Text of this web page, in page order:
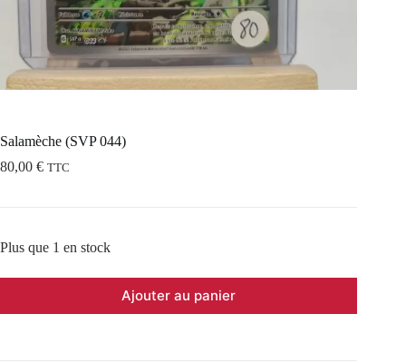
Salamèche (SVP 044)
80,00 € TTC
Plus que 1 en stock
Ajouter au panier